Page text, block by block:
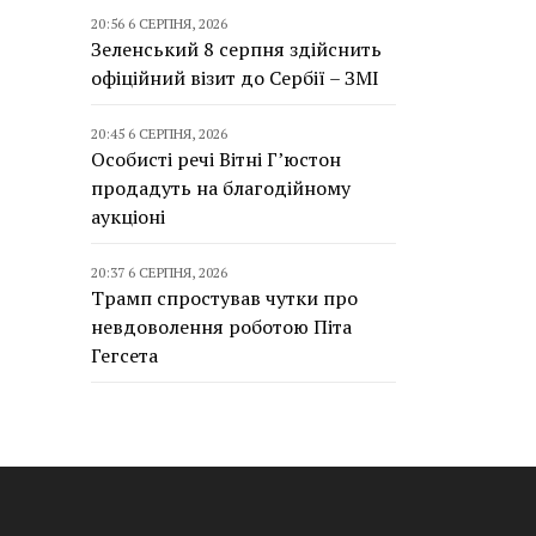
20:56 6 СЕРПНЯ, 2026
Зеленський 8 серпня здійснить
офіційний візит до Сербії – ЗМІ
20:45 6 СЕРПНЯ, 2026
Особисті речі Вітні Г’юстон
продадуть на благодійному
аукціоні
20:37 6 СЕРПНЯ, 2026
Трамп спростував чутки про
невдоволення роботою Піта
Гегсета